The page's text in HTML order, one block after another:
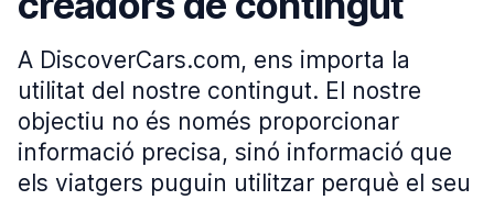
A DiscoverCars.com, ens importa la
utilitat del nostre contingut. El nostre
objectiu no és només proporcionar
informació precisa, sinó informació que
els viatgers puguin utilitzar perquè el seu